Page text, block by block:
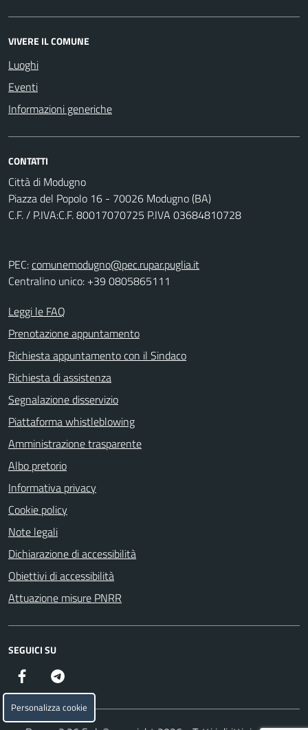
VIVERE IL COMUNE
Luoghi
Eventi
Informazioni generiche
CONTATTI
Città di Modugno
Piazza del Popolo 16 - 70026 Modugno (BA)
C.F. / P.IVA:C.F. 80017070725 P.IVA 03684810728
PEC:comunemodugno@pec.rupar.puglia.it
Centralino unico: +39 0805865111
Leggi le FAQ
Prenotazione appuntamento
Richiesta appuntamento con il Sindaco
Richiesta di assistenza
Segnalazione disservizio
Piattaforma whistleblowing
Amministrazione trasparente
Albo pretorio
Informativa privacy
Cookie policy
Note legali
Dichiarazione di accessibilità
Obiettivi di accessibilità
Attuazione misure PNRR
SEGUICI SU
Facebook
Personalizza cookie